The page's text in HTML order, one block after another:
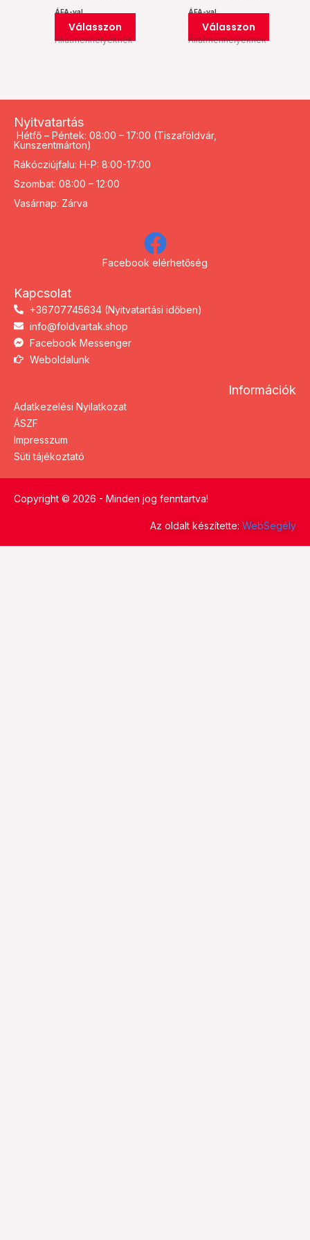
ÁFA-val
Válasszon
Állatmenhelyeknek
ÁFA-val
Válasszon
Állatmenhelyeknek
Nyitvatartás
Hétfő – Péntek: 08:00 – 17:00 (Tiszaföldvár,
Kunszentmárton)
Rákócziújfalu: H-P: 8:00-17:00
Szombat: 08:00 – 12:00
Vasárnap: Zárva
Facebook elérhetőség
Kapcsolat
+36707745634 (Nyitvatartási időben)
info@foldvartak.shop
Facebook Messenger
Weboldalunk
Információk
Adatkezelési Nyilatkozat
ÁSZF
Impresszum
Süti tájékoztató
Copyright © 2026 - Minden jog fenntartva!
Az oldalt készítette: WebSegély